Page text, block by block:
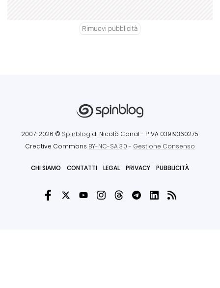
Rimuovi pubblicità
2007-2026 © Spinblog di Nicolò Canal - P.IVA 03919360275
Creative Commons BY-NC-SA 3.0- Gestione Consenso
CHI SIAMO CONTATTI LEGAL PRIVACY PUBBLICITÀ